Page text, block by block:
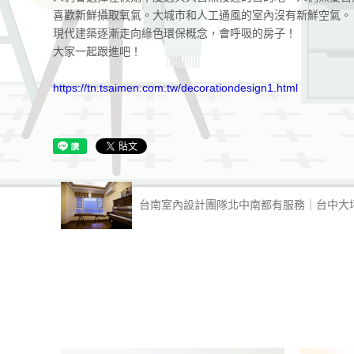
喜歡新鮮攝取氧氣。大城市和人工通風的室內沒有新鮮空氣。
現代建築逐漸走向綠色環保概念，會呼吸的房子！
大家一起跟進吧！
https://tn.tsaimen.com.tw/decorationdesign1.html
台南室內設計團隊北中南都有服務｜台中大